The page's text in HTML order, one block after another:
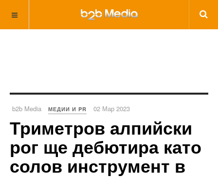
b2b Media МЕДИИ И PR 02 Мар 2023
Триметров алпийски
рог ще дебютира като
солов инструмент в